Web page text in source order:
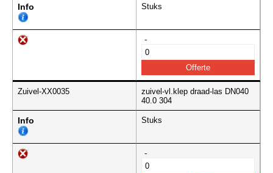
Info Stuks
-
Zuivel-XX0035
zuivel-vl.klep draad-las DN040
40.0 304
Info Stuks
-